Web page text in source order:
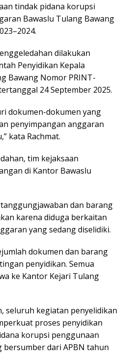
tindak pidana korupsi
Bawaslu Tulang Bawang
dilakukan
Penyidikan Kepala
Bawang Nomor PRINT-
24 September 2025.
dokumen-dokumen yang
penyimpangan anggaran
kata Rachmat.
tim kejaksaan
di Kantor Bawaslu
dan barang
karena diduga berkaitan
yang sedang diselidiki.
dokumen dan barang
penyidikan. Semua
ke Kantor Kejari Tulang
seluruh kegiatan penyelidikan
proses penyidikan
korupsi penggunaan
bersumber dari APBN tahun